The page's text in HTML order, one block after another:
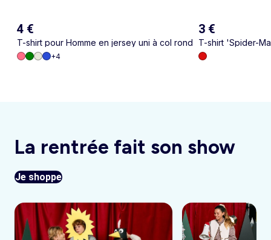
T-shirt pour Homme en jersey uni à col rond
4 €
+4
T-shirt 'Spider-
courtes
3 €
La rentrée fait son show
Je shoppe